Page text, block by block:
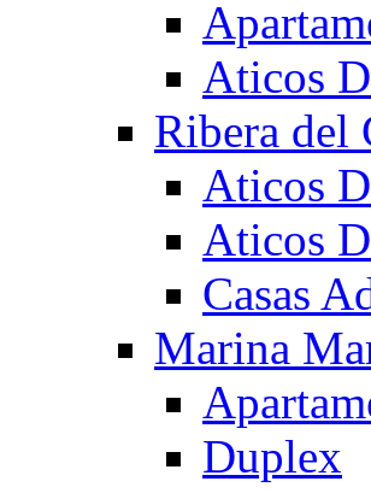
Aticos
Ribera del
Aticos
Aticos
Casas
Marina
Duplex